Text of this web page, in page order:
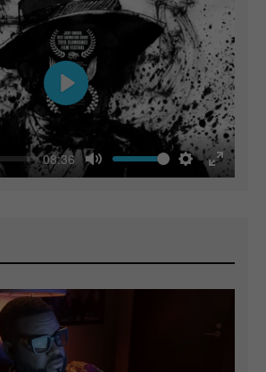
08:36
Mute SettingsEnter
Play